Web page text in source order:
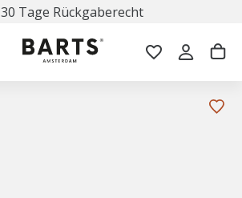
30 Tage Rückgaberecht